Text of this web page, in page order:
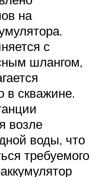
на
с
шлангом,
в скважине.
возле
воды, что
требуемого